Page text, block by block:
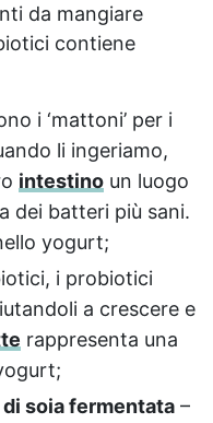
da mangiare
contiene
i ‘mattoni’ per i
li ingeriamo,
intestino un luogo
dei batteri più sani.
yogurt;
i probiotici
a crescere e
rappresenta una
soia fermentata –